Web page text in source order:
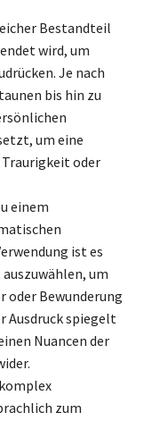
Bestandteil
wird, um
Je nach
bis hin zu
um eine
oder
einem
ist es
um
oder Bewunderung
Ausdruck spiegelt
Nuancen der
zum